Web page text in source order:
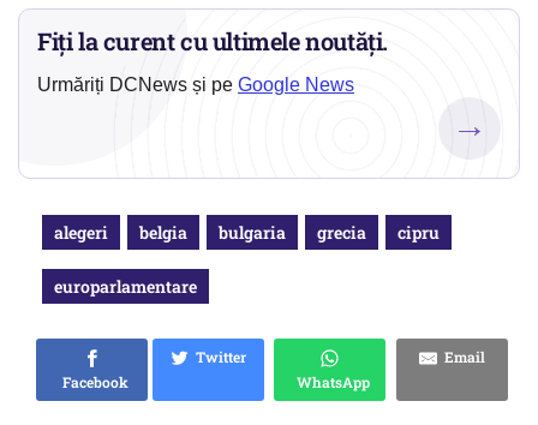
Fiți la curent cu ultimele noutăți.
Urmăriți DCNews și pe Google News
→
alegeri belgia bulgaria grecia cipru
europarlamentare
Facebook
Twitter
WhatsApp
Email